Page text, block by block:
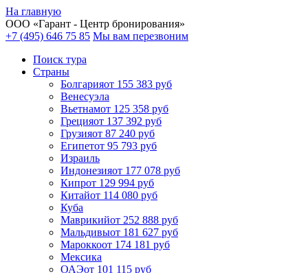
На главную
ООО «Гарант - Центр бронирования»
+7 (495) 646 75 85 Мы вам перезвоним
Поиск тура
Cтраны
Болгарияот 155 383 руб
Венесуэла
Вьетнамот 125 358 руб
Грецияот 137 392 руб
Грузияот 87 240 руб
Египетот 95 793 руб
Израиль
Индонезияот 177 078 руб
Кипрот 129 994 руб
Китайот 114 080 руб
Куба
Маврикийот 252 888 руб
Мальдивыот 181 627 руб
Мароккоот 174 181 руб
Мексика
ОАЭот 101 115 руб